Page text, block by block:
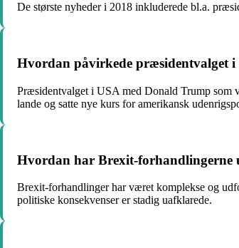
De største nyheder i 2018 inkluderede bl.a.
Hvordan påvirkede præsidentvalget i
Præsidentvalget i USA med Donald Trump som
lande og satte nye kurs for amerikansk
Hvordan har Brexit-forhandlingerne
Brexit-forhandlinger har været komplekse og
politiske konsekvenser er stadig uafklarede.